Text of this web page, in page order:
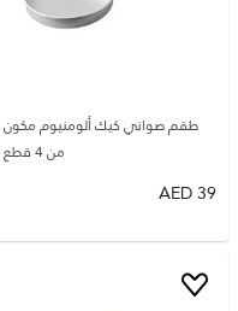
طقم صواني كيك ألومنيوم مكون
من 4 قطع
39
AED